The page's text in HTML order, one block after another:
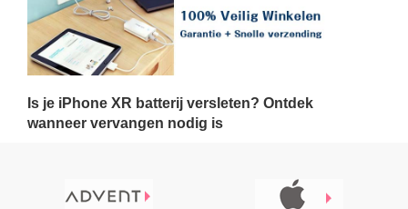
Is je iPhone XR batterij versleten? Ontdek
wanneer vervangen nodig is